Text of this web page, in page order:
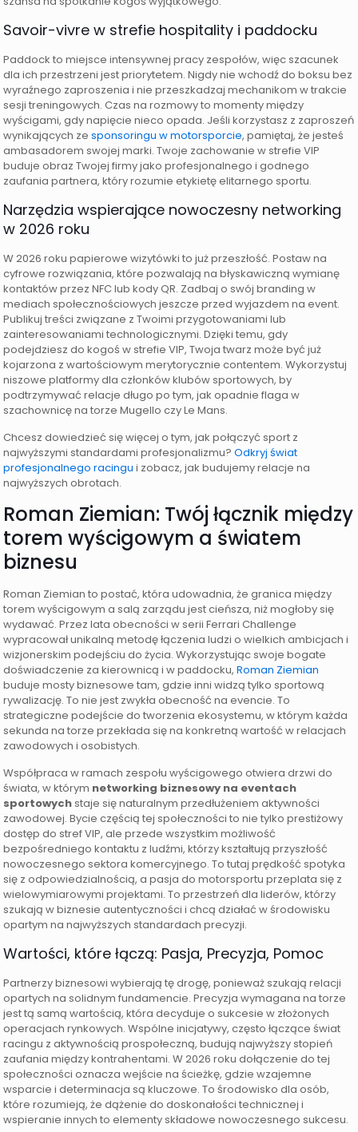
Savoir-vivre w strefie hospitality i paddocku
Paddock to miejsce intensywnej pracy zespołów, więc szacunek
dla ich przestrzeni jest priorytetem. Nigdy nie wchodź do boksu bez
wyraźnego zaproszenia i nie przeszkadzaj mechanikom w trakcie
sesji treningowych. Czas na rozmowy to momenty między
wyścigami, gdy napięcie nieco opada. Jeśli korzystasz z zaproszeń
wynikających zesponsoringu w motorsporcie, pamiętaj, że jesteś
ambasadorem swojej marki. Twoje zachowanie w strefie VIP
buduje obraz Twojej firmy jako profesjonalnego i godnego
zaufania partnera, który rozumie etykietę elitarnego sportu.
Narzędzia wspierające nowoczesny networking
w 2026 roku
W 2026 roku papierowe wizytówki to już przeszłość. Postaw na
cyfrowe rozwiązania, które pozwalają na błyskawiczną wymianę
kontaktów przez NFC lub kody QR. Zadbaj o swój branding w
mediach społecznościowych jeszcze przed wyjazdem na event.
Publikuj treści związane z Twoimi przygotowaniami lub
zainteresowaniami technologicznymi. Dzięki temu, gdy
podejdziesz do kogoś w strefie VIP, Twoja twarz może być już
kojarzona z wartościowym merytorycznie contentem. Wykorzystuj
niszowe platformy dla członków klubów sportowych, by
podtrzymywać relacje długo po tym, jak opadnie flaga w
szachownicę na torze Mugello czy Le Mans.
Chcesz dowiedzieć się więcej o tym, jak połączyć sport z
najwyższymi standardami profesjonalizmu?Odkryj świat
profesjonalnego racingu i zobacz, jak budujemy relacje na
najwyższych obrotach.
Roman Ziemian: Twój łącznik między
torem wyścigowym a światem
biznesu
Roman Ziemian to postać, która udowadnia, że granica między
torem wyścigowym a salą zarządu jest cieńsza, niż mogłoby się
wydawać. Przez lata obecności w serii Ferrari Challenge
wypracował unikalną metodę łączenia ludzi o wielkich ambicjach i
wizjonerskim podejściu do życia. Wykorzystując swoje bogate
doświadczenie za kierownicą i w paddocku,Roman Ziemian
buduje mosty biznesowe tam, gdzie inni widzą tylko sportową
rywalizację. To nie jest zwykła obecność na evencie. To
strategiczne podejście do tworzenia ekosystemu, w którym każda
sekunda na torze przekłada się na konkretną wartość w relacjach
zawodowych i osobistych.
Współpraca w ramach zespołu wyścigowego otwiera drzwi do
świata, w którym networking biznesowy na eventach
sportowychstaje się naturalnym przedłużeniem aktywności
zawodowej. Bycie częścią tej społeczności to nie tylko prestiżowy
dostęp do stref VIP, ale przede wszystkim możliwość
bezpośredniego kontaktu z ludźmi, którzy kształtują przyszłość
nowoczesnego sektora komercyjnego. To tutaj prędkość spotyka
się z odpowiedzialnością, a pasja do motorsportu przeplata się z
wielowymiarowymi projektami. To przestrzeń dla liderów, którzy
szukają w biznesie autentyczności i chcą działać w środowisku
opartym na najwyższych standardach precyzji.
Wartości, które łączą: Pasja, Precyzja, Pomoc
Partnerzy biznesowi wybierają tę drogę, ponieważ szukają relacji
opartych na solidnym fundamencie. Precyzja wymagana na torze
jest tą samą wartością, która decyduje o sukcesie w złożonych
operacjach rynkowych. Wspólne inicjatywy, często łączące świat
racingu z aktywnością prospołeczną, budują najwyższy stopień
zaufania między kontrahentami. W 2026 roku dołączenie do tej
społeczności oznacza wejście na ścieżkę, gdzie wzajemne
wsparcie i determinacja są kluczowe. To środowisko dla osób,
które rozumieją, że dążenie do doskonałości technicznej i
wspieranie innych to elementy składowe nowoczesnego sukcesu.